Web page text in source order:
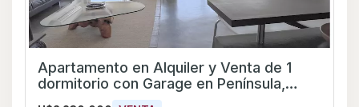
Apartamento en Alquiler y Venta de 1
dormitorio con Garage en Península,
Maldonado